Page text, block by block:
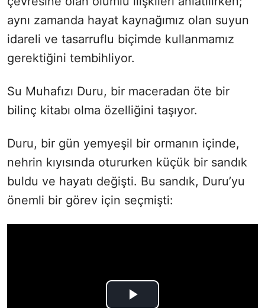
aynı zamanda hayat kaynağımız olan suyun
idareli ve tasarruflu biçimde kullanmamız
gerektiğini tembihliyor.
Su Muhafızı Duru, bir maceradan öte bir
bilinç kitabı olma özelliğini taşıyor.
Duru, bir gün yemyeşil bir ormanın içinde,
nehrin kıyısında otururken küçük bir sandık
buldu ve hayatı değişti. Bu sandık, Duru’yu
önemli bir görev için seçmişti: